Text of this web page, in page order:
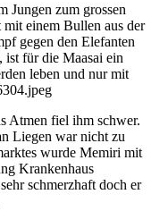
Jungen zum grossen
einem Bullen aus der
gegen den Elefanten
für die Maasai ein
leben und nur mit
Atmen fiel ihm schwer.
Liegen war nicht zu
wurde Memiri mit
Krankenhaus
schmerzhaft doch er